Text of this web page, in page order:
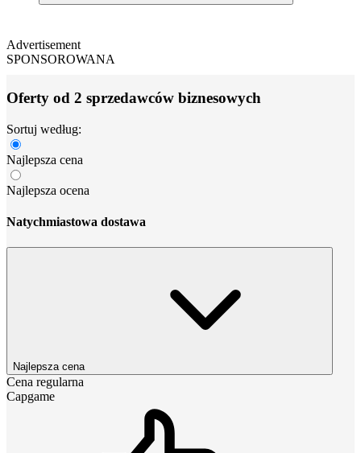
Advertisement
SPONSOROWANA
Oferty od 2 sprzedawców biznesowych
Sortuj według:
Najlepsza cena
Najlepsza ocena
Natychmiastowa dostawa
Najlepsza cena
Cena regularna
Capgame